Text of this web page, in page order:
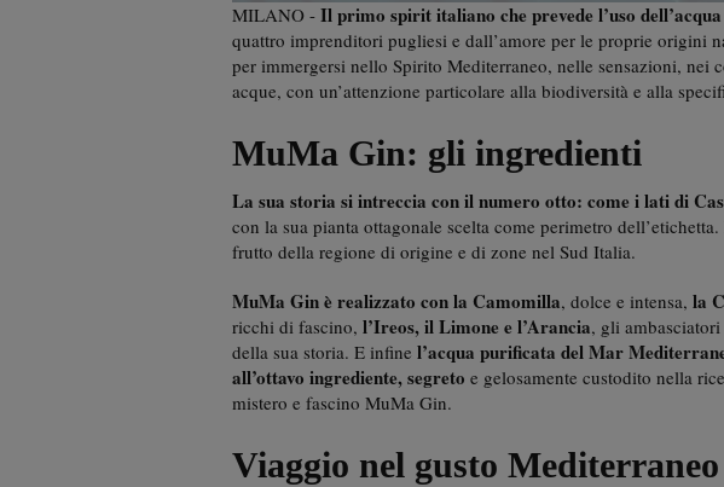
MILANO - Il primo spirit italiano che prevede l’uso
quattro imprenditori pugliesi e dall’amore per le proprie origini
per immergersi nello Spirito Mediterraneo, nelle sensazioni, nei
acque, con un’attenzione particolare alla biodiversità e alla
MuMa Gin: gli ingredienti
La sua storia si intreccia con il numero otto: come i lati di
con la sua pianta ottagonale scelta come perimetro dell’etichetta.
frutto della regione di origine e di zone nel Sud Italia.
MuMa Gin è realizzato con la Camomilla, dolce e intensa, la
ricchi di fascino, l’Ireos,il Limone e l’Arancia, gli
della sua storia. E infine l’acqua purificata del Mar
all’ottavo ingrediente, segreto e gelosamente custodito nella
mistero e fascino MuMa Gin.
Viaggio nel gusto Mediterraneo